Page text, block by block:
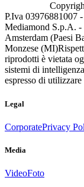
P.Iva 03976881007
Mediamond S.p.A. -
Amsterdam (Paesi
Monzese (MI)
riprodotti è vietata
sistemi di
espresso di
Legal
CorporatePrivacy
Media
VideoFoto